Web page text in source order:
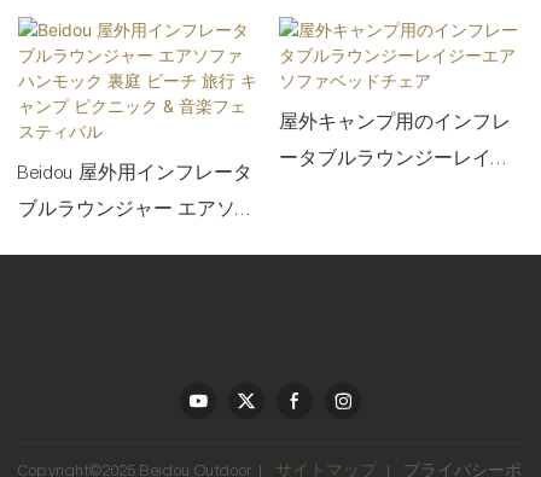
Beidou 屋外用インフレータ
ブルラウンジャー エアソフ
屋外キャンプ用のインフレ
ータブルラウンジーレイジ
Copyright©2025 Beidou Outdoor | サイトマップ | プライバシーポ